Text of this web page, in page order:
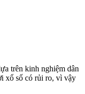
trên kinh nghiệm dân
xổ số có rủi ro, vì vậy